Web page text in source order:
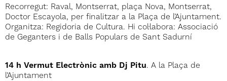
Recorregut: Raval, Montserrat, plaça Nova, Montserrat,
Doctor Escayola, per finalitzar a la Plaça de l’Ajuntament.
Organitza: Regidoria de Cultura. Hi col·labora: Associació
de Geganters i de Balls Populars de Sant Sadurní
14 h Vermut Electrònic amb Dj Pitu. A la Plaça de
l’Ajuntament